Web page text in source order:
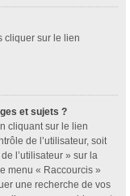
cliquer sur le lien
et sujets ?
cliquant sur le lien
de l’utilisateur, soit
l’utilisateur » sur la
menu « Raccourcis »
une recherche de vos